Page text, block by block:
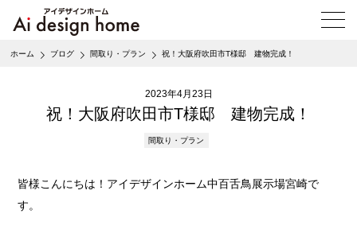
メ
ニ
ホーム ブログ 間取り・プラン 祝！大阪府吹田市T様邸 建物完成！
2023年4月23日
祝！大阪府吹田市T様邸 建物完成！
間取り・プラン
皆様こんにちは！アイデザインホーム中百舌鳥展示場宮崎で
す。